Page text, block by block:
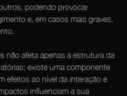
podendo provocar
e, em casos mais graves,
não afeta apenas a estrutura da
existe uma componente
efeitos ao nível da interação e
influenciam a sua